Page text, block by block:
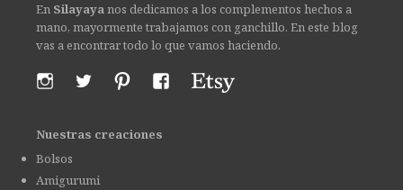
En Silayayanos dedicamos a los complementos hechos a
mano, mayormente trabajamos con ganchillo. En este blog
vas a encontrar todo lo que vamos haciendo.
Nuestras creaciones
Bolsos
Amigurumi